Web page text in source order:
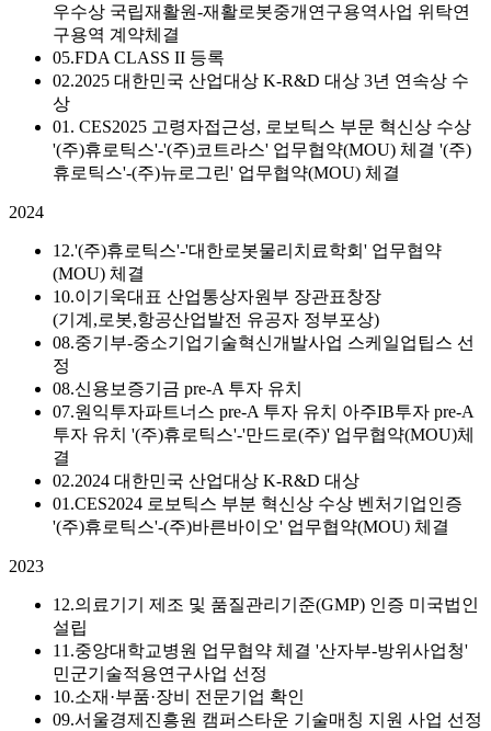
우수상 국립재활원-재활로봇중개연구용역사업 위탁연
구용역 계약체결
05.FDA CLASS II 등록
02.2025 대한민국 산업대상 K-R&D 대상 3년 연속상 수
상
01. CES2025 고령자접근성, 로보틱스 부문 혁신상 수상
'(주)휴로틱스'-'(주)코트라스' 업무협약(MOU) 체결 '(주)
휴로틱스'-(주)뉴로그린' 업무협약(MOU) 체결
2024
12.'(주)휴로틱스'-'대한로봇물리치료학회' 업무협약
(MOU) 체결
10.이기욱대표 산업통상자원부 장관표창장
(기계,로봇,항공산업발전 유공자 정부포상)
08.중기부-중소기업기술혁신개발사업 스케일업팁스 선
정
08.신용보증기금 pre-A 투자 유치
07.원익투자파트너스 pre-A 투자 유치 아주IB투자 pre-A
투자 유치 '(주)휴로틱스'-'만드로(주)' 업무협약(MOU)체
결
02.2024 대한민국 산업대상 K-R&D 대상
01.CES2024 로보틱스 부분 혁신상 수상 벤처기업인증
'(주)휴로틱스'-(주)바른바이오' 업무협약(MOU) 체결
2023
12.의료기기 제조 및 품질관리기준(GMP) 인증 미국법인
설립
11.중앙대학교병원 업무협약 체결 '산자부-방위사업청'
민군기술적용연구사업 선정
10.소재·부품·장비 전문기업 확인
09.서울경제진흥원 캠퍼스타운 기술매칭 지원 사업 선정